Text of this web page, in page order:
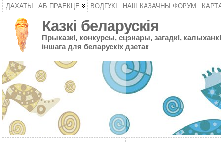
ДАХАТЫ АБ ПРАЕКЦЕ ВОДГУКІ НАШ КАЗАЧНЫ ФОРУМ
Казкі беларускія
Прыказкі, конкурсы, сцэнары, загадкі,
іншага для беларускіх дзетак